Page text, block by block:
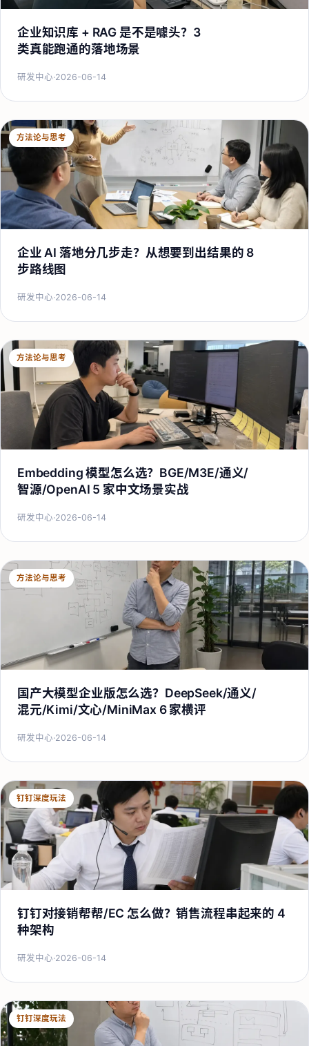
企业知识库 + RAG 是不是噱头？3
类真能跑通的落地场景
研发中心·2026-06-14
方法论与思考
企业 AI 落地分几步走？从想要到出结果的 8
步路线图
研发中心·2026-06-14
方法论与思考
Embedding 模型怎么选？BGE/M3E/通义/
智源/OpenAI 5 家中文场景实战
研发中心·2026-06-14
方法论与思考
国产大模型企业版怎么选？DeepSeek/通义/
混元/Kimi/文心/MiniMax 6 家横评
研发中心·2026-06-14
钉钉深度玩法
钉钉对接销帮帮/EC 怎么做？销售流程串起来的 4
种架构
研发中心·2026-06-14
钉钉深度玩法